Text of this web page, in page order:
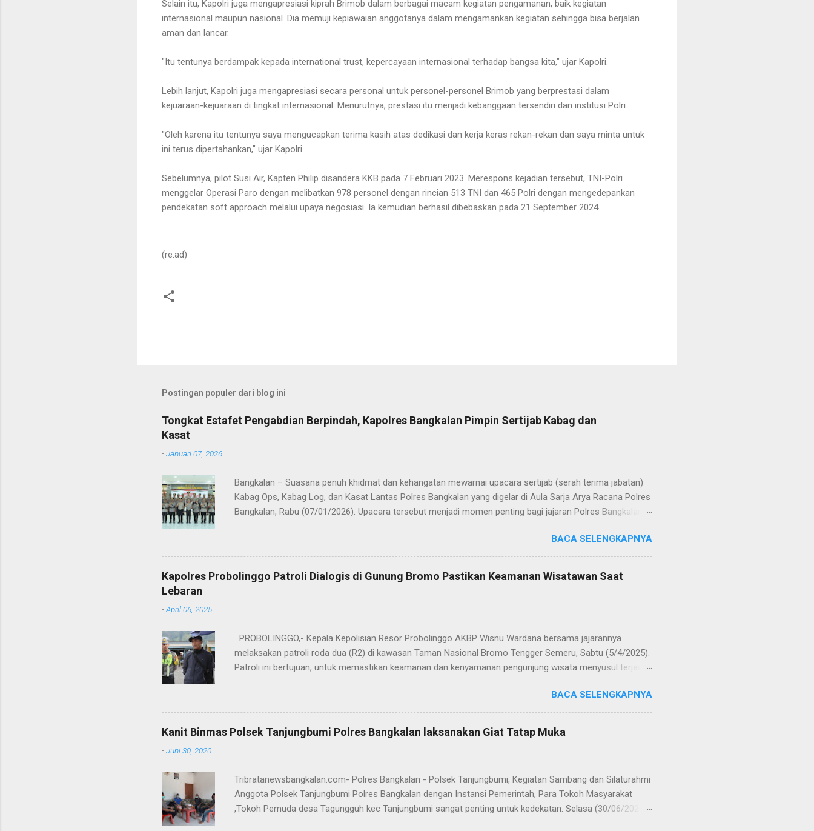
Selain itu, Kapolri juga mengapresiasi kiprah Brimob dalam berbagai macam kegiatan pengamanan, baik kegiatan
internasional maupun nasional. Dia memuji kepiawaian anggotanya dalam mengamankan kegiatan sehingga bisa berjalan
aman dan lancar.
"Itu tentunya berdampak kepada international trust, kepercayaan internasional terhadap bangsa kita," ujar Kapolri.
Lebih lanjut, Kapolri juga mengapresiasi secara personal untuk personel-personel Brimob yang berprestasi dalam
kejuaraan-kejuaraan di tingkat internasional. Menurutnya, prestasi itu menjadi kebanggaan tersendiri dan institusi Polri.
"Oleh karena itu tentunya saya mengucapkan terima kasih atas dedikasi dan kerja keras rekan-rekan dan saya minta untuk
ini terus dipertahankan," ujar Kapolri.
Sebelumnya, pilot Susi Air, Kapten Philip disandera KKB pada 7 Februari 2023. Merespons kejadian tersebut, TNI-Polri
menggelar Operasi Paro dengan melibatkan 978 personel dengan rincian 513 TNI dan 465 Polri dengan mengedepankan
pendekatan soft approach melalui upaya negosiasi. Ia kemudian berhasil dibebaskan pada 21 September 2024.
(re.ad)
Postingan populer dari blog ini
Tongkat Estafet Pengabdian Berpindah, Kapolres Bangkalan Pimpin Sertijab Kabag dan
Kasat
-Januari 07, 2026
Bangkalan – Suasana penuh khidmat dan kehangatan mewarnai upacara sertijab (serah terima jabatan)
Kabag Ops, Kabag Log, dan Kasat Lantas Polres Bangkalan yang digelar di Aula Sarja Arya Racana Polres
Bangkalan, Rabu (07/01/2026). Upacara tersebut menjadi momen penting bagi jajaran Polres Bangkalan,
kesinambungan pengabdian kepada masyarakat. Dalam sertijab tersebut, KOMPOL Hery Kusnanto, S.H.,
M.H. resmi menyerahkan jabatan Kabag Log Polres Bangkalan untuk mengemban amanah baru sebagai
Wakapolres Sampang. Jabatan Kabag Log Polres Bangkalan selanjutnya dijabat oleh KOMPOL Moch.
Rifai, S.H., M.H. , yang sebelumnya mengemban tugas sebagai Kabag Ops Polres Bangkalan. Sementara
BACA SELENGKAPNYA
Kapolres Probolinggo Patroli Dialogis di Gunung Bromo Pastikan Keamanan Wisatawan Saat
Lebaran
-April 06, 2025
PROBOLINGGO,- Kepala Kepolisian Resor Probolinggo AKBP Wisnu Wardana bersama jajarannya
melaksakan patroli roda dua (R2) di kawasan Taman Nasional Bromo Tengger Semeru, Sabtu (5/4/2025).
Patroli ini bertujuan, untuk memastikan keamanan dan kenyamanan pengunjung wisata menyusul terjadi
mengantisipasi hal-hal yang tidak kita inginkan, seiring dengan jumlah pengunjung yang semakin
meningkat selama libur Lebaran," kata AKBP Wisnu Wardana. Kapolres Probolinggo menegaskan, bahwa
pihaknya melakukan hal ini sebagai langkah antisipasi untuk memastikan situasi tetap kondusif. Ia juga
menekankan pentingnya keselamatan, terutama bagi pengunjung yang membawa anak-anak. "Kami ingin
BACA SELENGKAPNYA
Kanit Binmas Polsek Tanjungbumi Polres Bangkalan laksanakan Giat Tatap Muka
-Juni 30, 2020
Tribratanewsbangkalan.com- Polres Bangkalan - Polsek Tanjungbumi, Kegiatan Sambang dan Silaturahmi
Anggota Polsek Tanjungbumi Polres Bangkalan dengan Instansi Pemerintah, Para Tokoh Masyarakat
,Tokoh Pemuda desa Tagungguh kec Tanjungbumi sangat penting untuk kedekatan. Selasa (30/06/2020)